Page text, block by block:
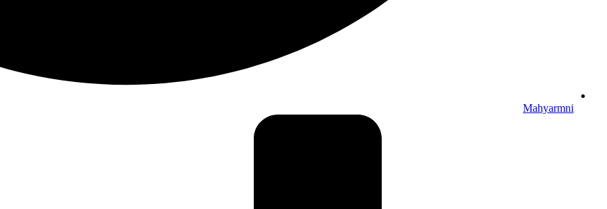
Mahyarmni